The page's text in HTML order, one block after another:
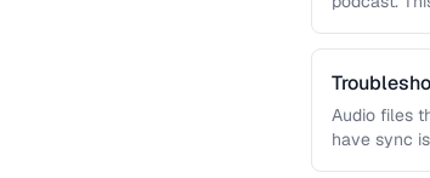
Audio files
have sync